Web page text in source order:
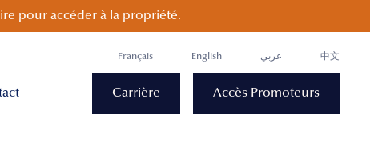
pour accéder à la propriété.
Français English عربي 中文
Carrière Accès Promoteurs